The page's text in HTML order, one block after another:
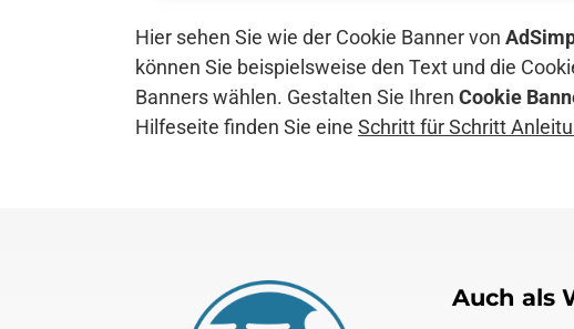
Hier sehen Sie wie der Cookie Banner von
können Sie beispielsweise den Text und die
Banners wählen. Gestalten Sie Ihren Cookie
Hilfeseite finden Sie eine Schritt für Schritt
Auch als